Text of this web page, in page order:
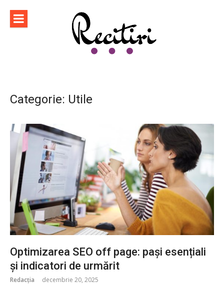
conținut
Categorie: Utile
Optimizarea SEO off page: pași esențiali
și indicatori de urmărit
Redacția decembrie 20, 2025